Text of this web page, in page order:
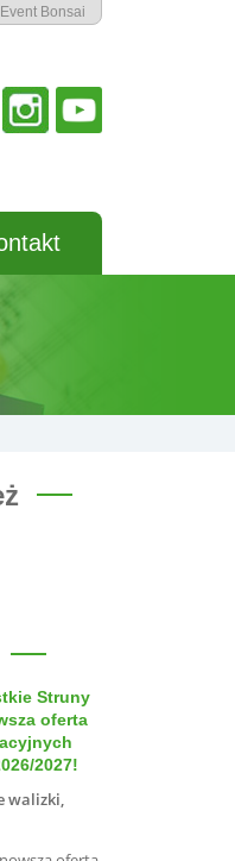
Event Bonsai
Struny
oferta
2027!
walizki,